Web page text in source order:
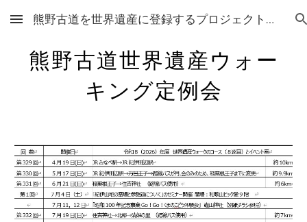
Skip to main content Skip to navigation
熊野古道を世界遺産に登録するプロジェクト準備会
熊野古道世界遺産ウォー
キング定例会